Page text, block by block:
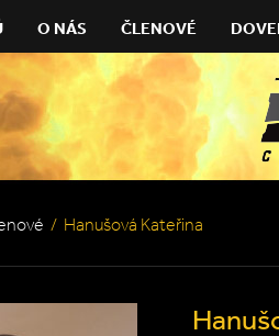
O NÁS ČLENOVÉ
/ Hanušová Kateřina